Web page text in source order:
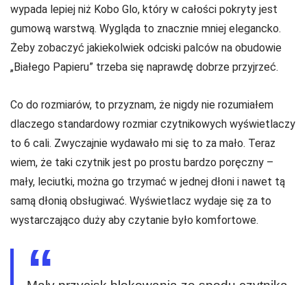
wypada lepiej niż Kobo Glo, który w całości pokryty jest
gumową warstwą. Wygląda to znacznie mniej elegancko.
Żeby zobaczyć jakiekolwiek odciski palców na obudowie
„Białego Papieru” trzeba się naprawdę dobrze przyjrzeć.
Co do rozmiarów, to przyznam, że nigdy nie rozumiałem
dlaczego standardowy rozmiar czytnikowych wyświetlaczy
to 6 cali. Zwyczajnie wydawało mi się to za mało. Teraz
wiem, że taki czytnik jest po prostu bardzo poręczny –
mały, leciutki, można go trzymać w jednej dłoni i nawet tą
samą dłonią obsługiwać. Wyświetlacz wydaje się za to
wystarczająco duży aby czytanie było komfortowe.